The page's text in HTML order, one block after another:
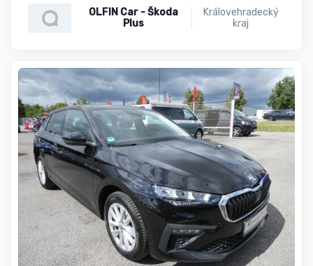
OLFIN Car - Škoda
Plus
Královehradecký
kraj